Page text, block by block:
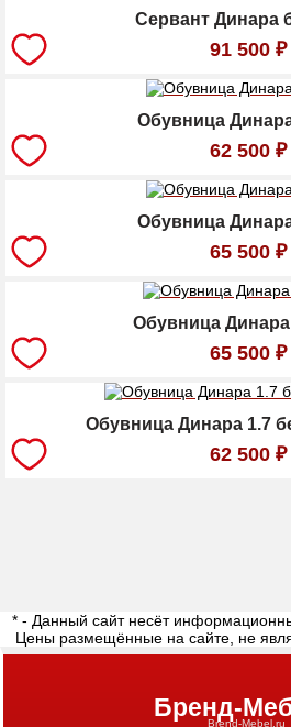
Сервант Динара
91 500 ₽
Обувница
62 500 ₽
Обувница
65 500 ₽
Обувница Динара
65 500 ₽
Обувница Динара 1.7
62 500 ₽
* - Данный сайт несёт
Цены размещённые на сайте, не
Бренд-
Brend-Mebel.ru